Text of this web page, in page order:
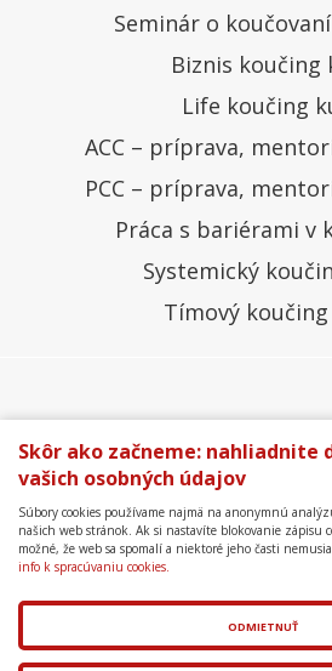
Seminár o
Biznis koučing
Life koučing
ACC – príprava,
PCC – príprava,
Práca s bariérami v
Systemický
Tímový
Všeobecné obchodné
Ochrana osobných údajov
Formulár na odstúpenie
Copyright © 2018 - 2026
s.r.o.
aredakčný
spol. s r.o.
Skôr ako začneme: nahliadnite
vašich osobných údajov
Súbory cookies používame najmä na anonymnú
našich web stránok. Ak si nastavíte blokovanie zápisu
možné, že web sa spomalí a niektoré jeho časti
info k spracúvaniu cookies.
ODMIETNUŤ